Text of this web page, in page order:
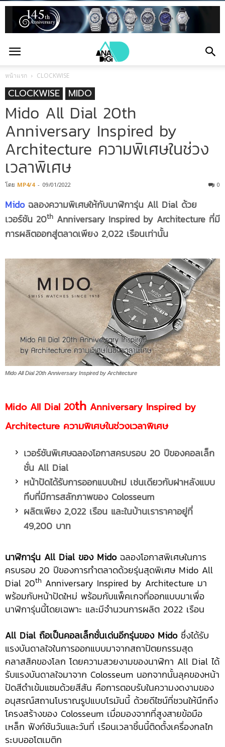
หน้าแรก CLOCKWISE
CLOCKWISE MIDO
Mido All Dial 20th
Anniversary Inspired by
Architecture ความพิเศษในช่วง
เวลาพิเศษ
โดย MP4/4 - 09/01/2022 0
Midoฉลองความพิเศษให้กับนาฬิการุ่น All Dial ด้วย
เวอร์ชัน 20th Anniversary Inspired by Architecture ที่มี
การผลิตออกสู่ตลาดเพียง 2,022 เรือนเท่านั้น
Mido All Dial 20th Anniversary Inspired by Architecture
Mido All Dial 20th Anniversary Inspired by
Architecture ความพิเศษในช่วงเวลาพิเศษ
เวอร์ชันพิเศษฉลองโอกาสครบรอบ 20 ปีของคอลเล็ก
ชั่น All Dial
หน้าปัดได้รับการออกแบบใหม่ เช่นเดียวกับฝาหลังแบบ
ทึบที่มีการสลักภาพของ Colosseum
ผลิตเพียง 2,022 เรือน และในบ้านเราราคาอยู่ที่
49,200 บาท
นาฬิการุ่น All Dial ของ Midoฉลองโอกาสพิเศษในการ
ครบรอบ 20 ปีของการทำตลาดด้วยรุ่นสุดพิเศษ Mido All
Dial 20th Anniversary Inspired by Architecture มา
พร้อมกับหน้าปัดใหม่ พร้อมกับแพ็คเกจที่ออกแบบมาเพื่อ
นาฬิการุ่นนี้โดยเฉพาะ และมีจำนวนการผลิต 2022 เรือน
All Dial ถือเป็นคอลเล็กชั่นเด่นอีกรุ่นของ Midoซึ่งได้รับ
แรงบันดาลใจในการออกแบบมาจากสถาปัตยกรรมสุด
คลาสสิคของโลก โดยความสวยงามของนาฬิกา All Dial ได้
รับแรงบันดาลใจมาจาก Colosseum นอกจากนั้นลุคของหน้า
ปัดสีดำเข้มแซมด้วยสีสัน คือการตอบรับในความงดงามของ
อนุสรณ์สถานโบราณรูปแบบโรมันนี้ ด้วยดีไซน์ที่ชวนให้นึกถึง
โครงสร้างของ Colosseum เมื่อมองจากที่สูงสายข้อมือ
เหล็ก ฟังก์ชันวันและวันที่ เรือนเวลาชิ้นนี้ติดตั้งเครื่องกลไก
ระบบออโตเมติก